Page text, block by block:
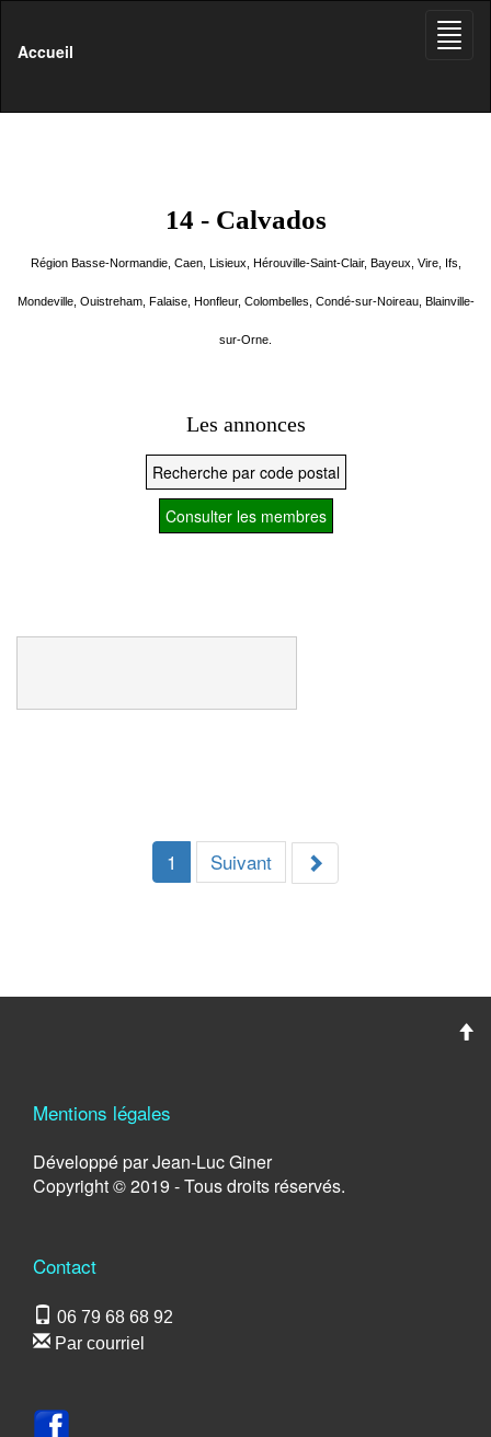
Toggle
Accueil
14 - Calvados
Région Basse-Normandie, Caen, Lisieux, Hérouville-Saint-Clair, Bayeux, Vire, Ifs,
Mondeville, Ouistreham, Falaise, Honfleur, Colombelles, Condé-sur-Noireau, Blainville-
sur-Orne.
Les annonces
Recherche par code postal
Consulter les membres
1 Suivant
Mentions légales
Développé par Jean-Luc Giner
Copyright © 2019 - Tous droits réservés.
Contact
06 79 68 68 92
Par courriel